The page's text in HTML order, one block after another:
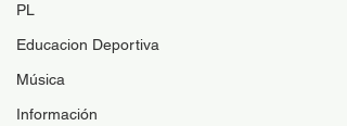
PL
Educacion Deportiva
Música
Información